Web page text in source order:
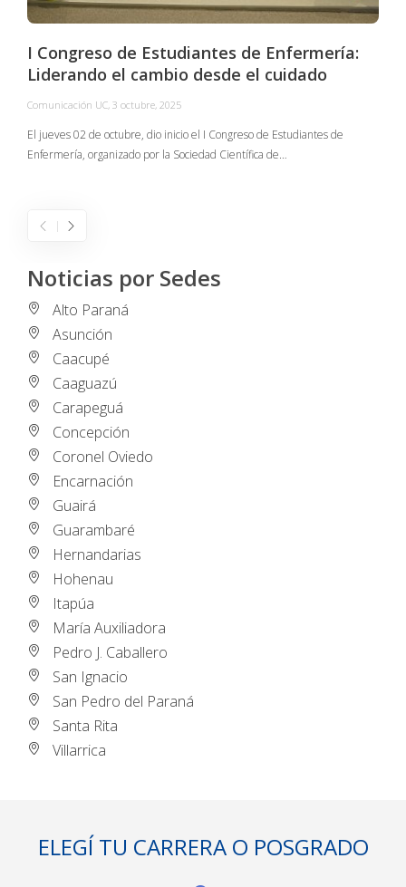
I Congreso de Estudiantes de Enfermería:
Liderando el cambio desde el cuidado
Comunicación UC, 3 octubre, 2025
El jueves 02 de octubre, dio inicio el I Congreso de Estudiantes de
Enfermería, organizado por la Sociedad Científica de…
Noticias por Sedes
Alto Paraná
Asunción
Caacupé
Caaguazú
Carapeguá
Concepción
Coronel Oviedo
Encarnación
Guairá
Guarambaré
Hernandarias
Hohenau
Itapúa
María Auxiliadora
Pedro J. Caballero
San Ignacio
San Pedro del Paraná
Santa Rita
Villarrica
ELEGÍ TU CARRERA O POSGRADO